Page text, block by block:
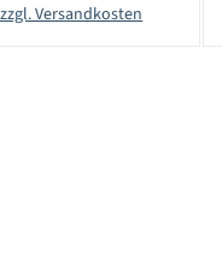
Versandkosten